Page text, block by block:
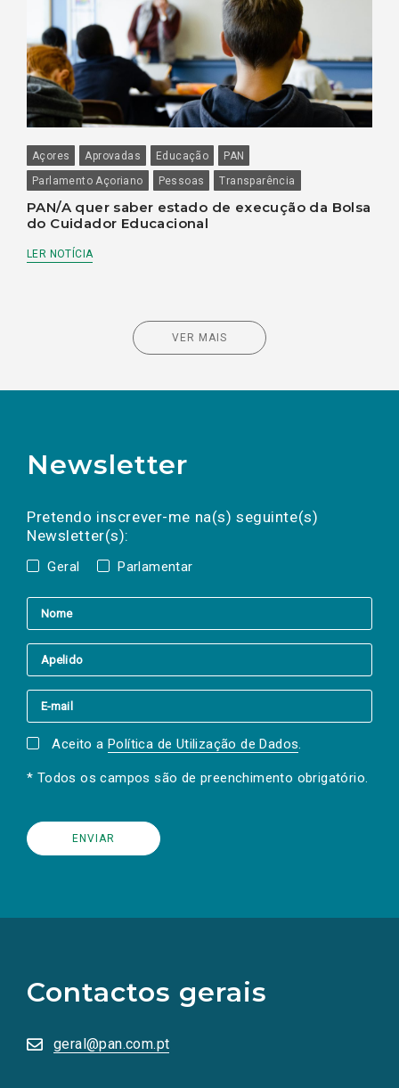
Açores Aprovadas Educação
PAN
Parlamento Açoriano
Pessoas Transparência
PAN/A quer saber estado de execução da Bolsa
do Cuidador Educacional
LER NOTÍCIA
VER MAIS
Newsletter
Pretendo inscrever-me na(s) seguinte(s)
Newsletter(s):
Geral Parlamentar
a(s) newsletter(s).
mail
Aceito a Política de Utilização de Dados.
* Todos os campos são de preenchimento obrigatório.
Contactos gerais
geral@pan.com.pt
redes
sociais
numa
nova